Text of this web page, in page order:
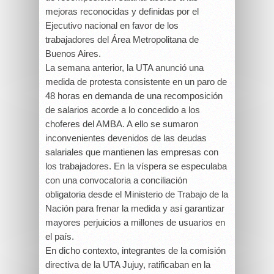
mejoras reconocidas y definidas por el
Ejecutivo nacional en favor de los
trabajadores del Área Metropolitana de
Buenos Aires.
La semana anterior, la UTA anunció una
medida de protesta consistente en un paro de
48 horas en demanda de una recomposición
de salarios acorde a lo concedido a los
choferes del AMBA. A ello se sumaron
inconvenientes devenidos de las deudas
salariales que mantienen las empresas con
los trabajadores. En la víspera se especulaba
con una convocatoria a conciliación
obligatoria desde el Ministerio de Trabajo de la
Nación para frenar la medida y así garantizar
mayores perjuicios a millones de usuarios en
el país.
En dicho contexto, integrantes de la comisión
directiva de la UTA Jujuy, ratificaban en la